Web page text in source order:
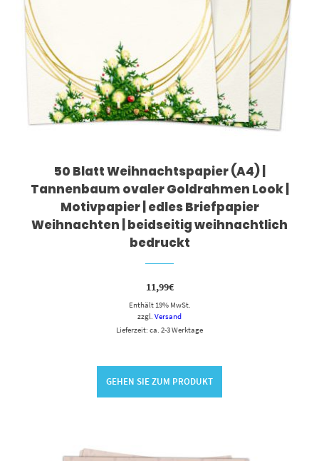
50 Blatt Weihnachtspapier (A4) |
Tannenbaum ovaler Goldrahmen Look |
Motivpapier | edles Briefpapier
Weihnachten | beidseitig weihnachtlich
bedruckt
11,99€
Enthält 19% MwSt.
zzgl. Versand
Lieferzeit: ca. 2-3 Werktage
GEHEN SIE ZUM PRODUKT